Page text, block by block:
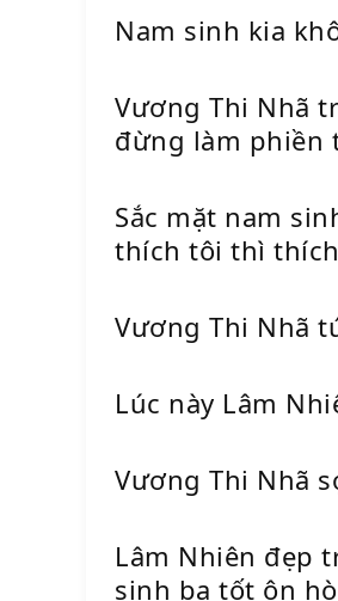
Nam sinh kia
Vương Thi Nhã
đừng làm phiền
Sắc mặt nam
thích tôi thì
Vương Thi Nhã
Lúc này Lâm
Vương Thi Nhã
Lâm Nhiên đẹp
sinh ba tốt ôn